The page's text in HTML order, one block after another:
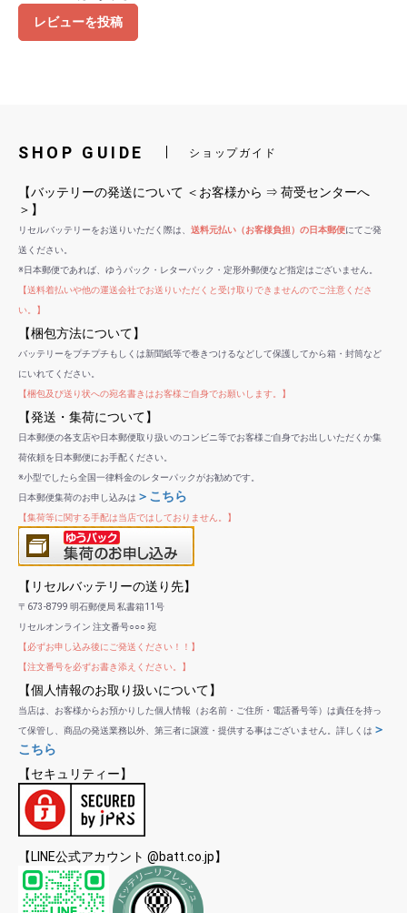
レビューを投稿
SHOP GUIDE ショップガイド
【バッテリーの発送について ＜お客様から ⇒ 荷受センターへ
＞】
リセルバッテリーをお送りいただく際は、 送料元払い（お客様負担）の日本郵便にてご発
送ください。
※日本郵便であれば、ゆうパック・レターパック・定形外郵便など指定はございません。
【送料着払いや他の運送会社でお送りいただくと受け取りできませんのでご注意くださ
い。】
【梱包方法について】
バッテリーをプチプチもしくは新聞紙等で巻きつけるなどして保護してから箱・封筒など
にいれてください。
【梱包及び送り状への宛名書きはお客様ご自身でお願いします。】
【発送・集荷について】
日本郵便の各支店や日本郵便取り扱いのコンビニ等でお客様ご自身でお出しいただくか集
荷依頼を日本郵便にお手配ください。
※小型でしたら全国一律料金のレターパックがお勧めです。
日本郵便集荷のお申し込みは ＞こちら
【集荷等に関する手配は当店ではしておりません。】
【リセルバッテリーの送り先】
〒673-8799 明石郵便局 私書箱11号
リセルオンライン 注文番号○○○ 宛
【必ずお申し込み後にご発送ください！！】
【注文番号を必ずお書き添えください。】
【個人情報のお取り扱いについて】
当店は、お客様からお預かりした個人情報（お名前・ご住所・電話番号等）は責任を持っ
て保管し、商品の発送業務以外、第三者に譲渡・提供する事はございません。詳しくは ＞
こちら
【セキュリティー】
【LINE公式アカウント @batt.co.jp】